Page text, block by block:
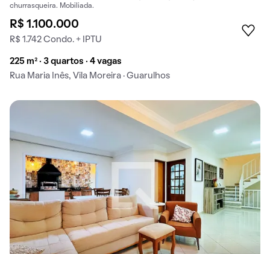
churrasqueira. Mobiliada.
R$ 1.100.000
R$ 1.742 Condo. + IPTU
225 m² · 3 quartos · 4 vagas
Rua Maria Inês, Vila Moreira · Guarulhos